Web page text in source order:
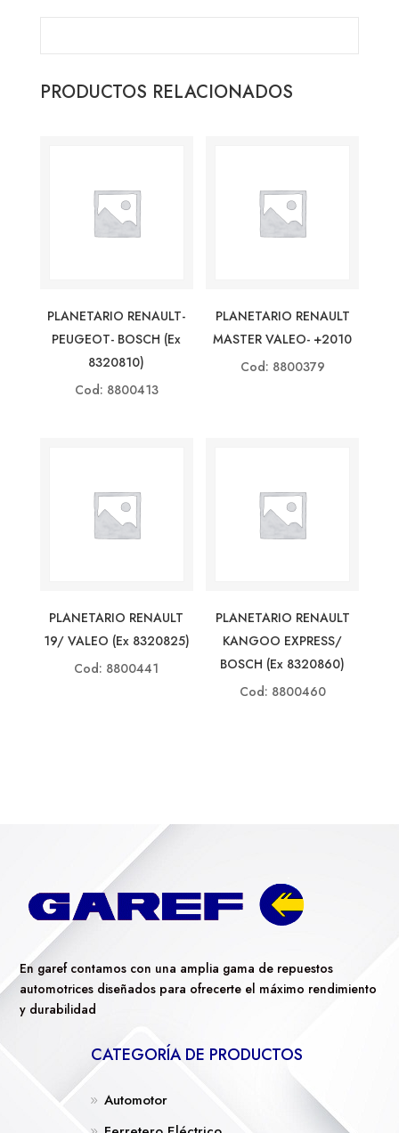
PRODUCTOS RELACIONADOS
PLANETARIO RENAULT-
PEUGEOT- BOSCH (ex
8320810)
Cod: 8800413
PLANETARIO RENAULT
MASTER VALEO- +2010
Cod: 8800379
PLANETARIO RENAULT
19/ VALEO (ex 8320825)
Cod: 8800441
PLANETARIO RENAULT
KANGOO EXPRESS/
BOSCH (ex 8320860)
Cod: 8800460
En garef contamos con una amplia gama de repuestos
automotrices diseñados para ofrecerte el máximo rendimiento
y durabilidad
CATEGORÍA DE PRODUCTOS
Automotor